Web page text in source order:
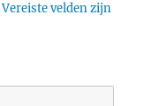
Vereiste velden zijn